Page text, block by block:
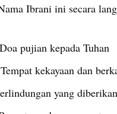
Ibrani ini secara
pujian kepada Tuhan
kekayaan dan
yang